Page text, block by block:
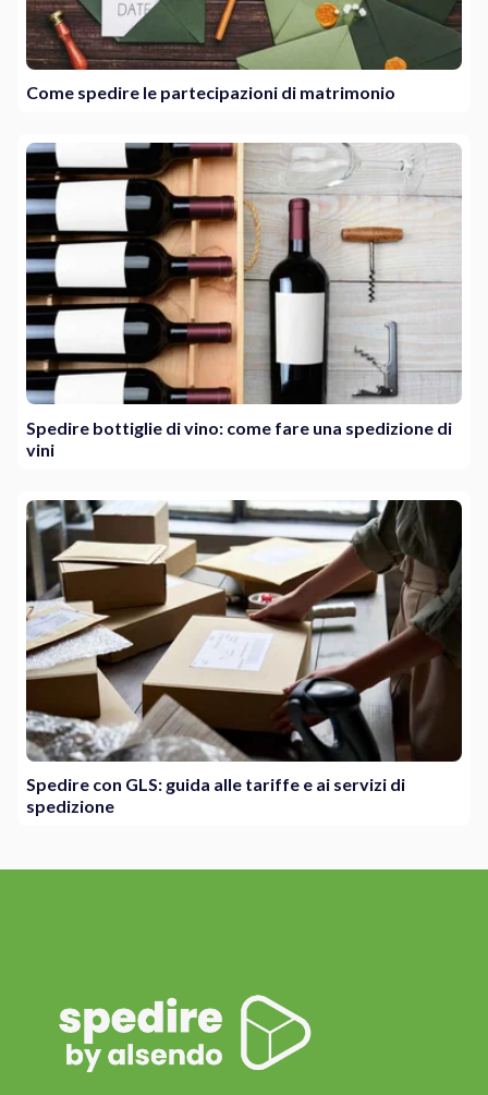
Come spedire le partecipazioni di matrimonio
Spedire bottiglie di vino: come fare una spedizione di
vini
Spedire con GLS: guida alle tariffe e ai servizi di
spedizione